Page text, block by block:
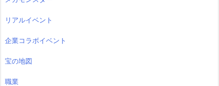
リアルイベント
企業コラボイベント
宝の地図
職業